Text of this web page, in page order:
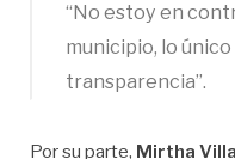
“No estoy en
municipio, lo
transparencia”.
Por su parte, Mirtha